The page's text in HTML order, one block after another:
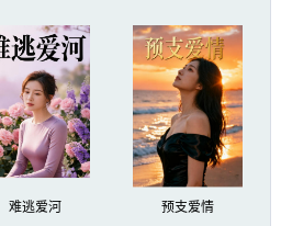
难逃爱河 预支爱情